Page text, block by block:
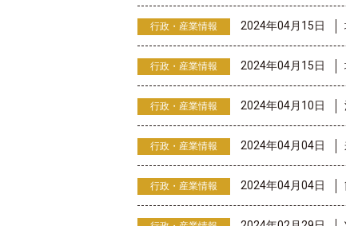
行政・産業情報 2024年04月15日
行政・産業情報 2024年04月15日
行政・産業情報 2024年04月10日
行政・産業情報 2024年04月04日
行政・産業情報 2024年04月04日